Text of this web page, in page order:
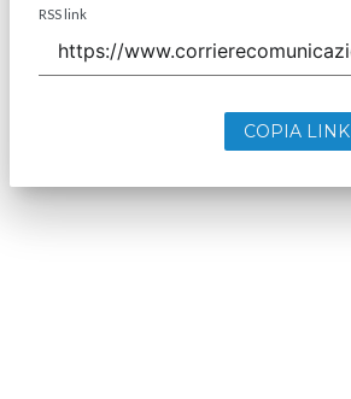
RSS link
COPIA LINK